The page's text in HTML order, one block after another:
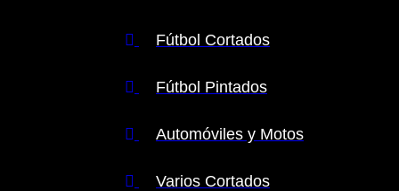
Fútbol Cortados
Fútbol Pintados
Automóviles y Motos
Varios Cortados